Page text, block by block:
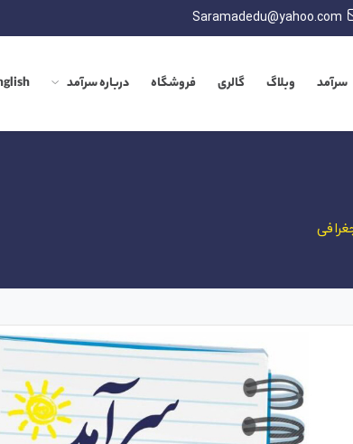
Saramadedu@yahoo.com
سرآمد وبلاگ گالری فروشگاه درباره سرآمد